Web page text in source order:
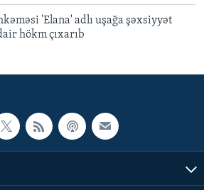
'Elana' adlı uşağa şəxsiyyət
hökm çıxarıb